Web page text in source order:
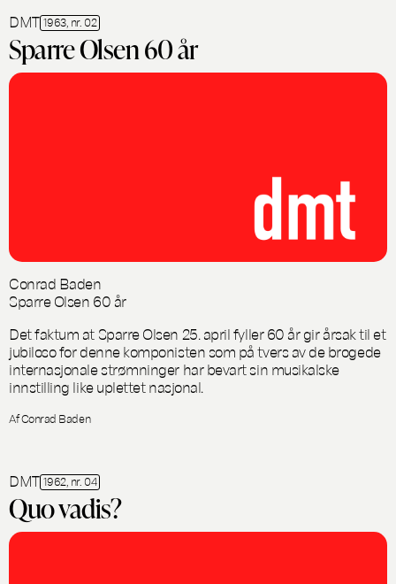
DMT 1963, nr. 02
Sparre Olsen 60 år
Conrad Baden
Sparre Olsen 60 år
Det faktum at Sparre Olsen 25. april fyller 60 år gir årsak til et
jubiloso for denne komponisten som på tvers av de brogede
internasjonale strømninger har bevart sin musikalske
innstilling like uplettet nasjonal.
Af Conrad Baden
DMT 1962, nr. 04
Quo vadis?